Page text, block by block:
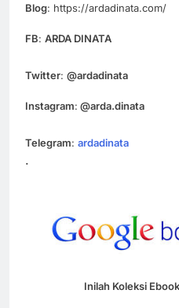
Blog: https://ardadinata.com/
FB: ARDA DINATA
Twitter: @ardadinata
Instagram: @arda.dinata
Telegram: ardadinata
.
Inilah Koleksi